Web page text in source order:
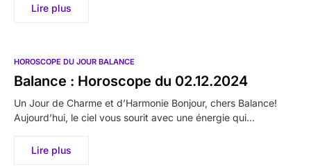
Lire plus
HOROSCOPE DU JOUR BALANCE
Balance : Horoscope du 02.12.2024
Un Jour de Charme et d’Harmonie Bonjour, chers Balance!
Aujourd’hui, le ciel vous sourit avec une énergie qui…
Lire plus